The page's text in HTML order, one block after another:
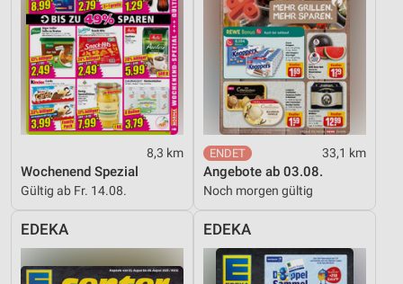
8,3 km
Wochenend Spezial
Gültig ab Fr. 14.08.
33,1 km
Angebote ab 03.08.
Noch morgen gültig
EDEKA EDEKA
Inhalten
IAB-Besonderheiten:
Verwendung genauer Standortdaten
Geräte anhand von aktiv angeforderten
Informationen identifizieren
Nicht-IAB-Verarbeitungszwecke:
Funktional